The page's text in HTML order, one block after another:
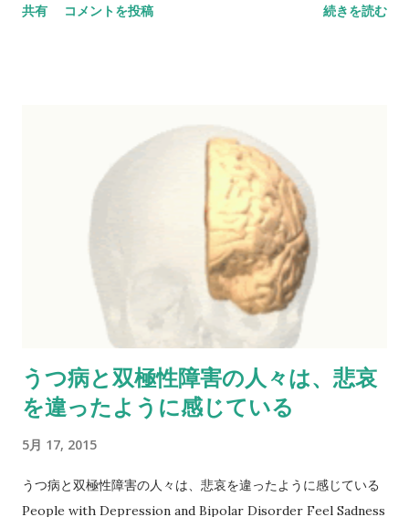
じ込められた猫は、外にでようとあれこれ試みる。偶然、紐を
までにかかった時間となる。回数を重ねると脱出時間は短くは
なるが、それでもたまに時間がかかっている。 ソーンダイクは
こうした学習を、試行錯誤学習と呼んだ。刺激状況（S）と反応
（R）の結びつきが強められる（あるいは弱められる）ことで
学習が起こるのである。これは、後の行動主義の考え方の基礎
となっていく。 ケーラーによるチンパンジーの洞察学習＝ひら
めき ドイツの心理学者ウォルフガング・ケーラー（1887-
1967）は、チンパンジーを使った実験を通じて、類人猿は試行
錯誤ではなく洞察学習をすることを発見した。 下の写真を見る
と、チンパンジーの手の届かないところに、バナナが吊り下げ
られている。どうしたかというと、片隅にあった箱をいくつか
よってできたことではなくて、チンパンジーは箱を重ねると手
が届くと「はっとひらめいた」わけだ。 Memoir Wolfgang
Köhler より Memoir Wolfgang Köhler（ウォルフガング・ケ
共有 コメントを投稿 続きを読む
うつ病と双極性障害の人々は、悲哀
を違ったように感じている
5月 17, 2015
うつ病と双極性障害の人々は、悲哀を違ったように感じている
People with Depression and Bipolar Disorder Feel Sadness